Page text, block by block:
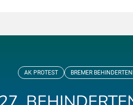
AK PROTEST BREMER